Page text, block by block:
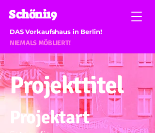
Schöni19
DAS Vorkaufshaus in Berlin!
NIEMALS MÖBLIERT!
Projekttitel
Projektart